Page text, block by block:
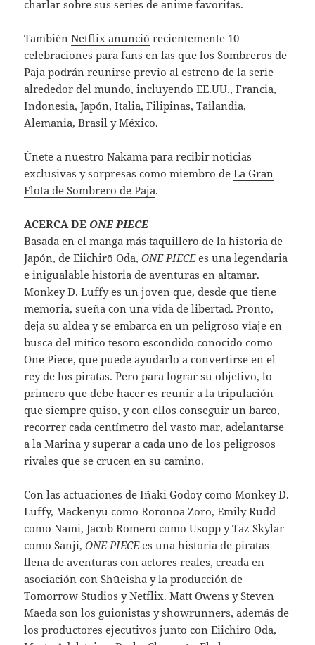
charlar sobre sus series de anime favoritas.
TambiénNetflix anunció recientemente 10
celebraciones para fans en las que los Sombreros de
Paja podrán reunirse previo al estreno de la serie
alrededor del mundo, incluyendo EE.UU., Francia,
Indonesia, Japón, Italia, Filipinas, Tailandia,
Alemania, Brasil y México.
Únete a nuestro Nakama para recibir noticias
exclusivas y sorpresas como miembro deLa Gran
Flota de Sombrero de Paja.
ACERCA DE ONE PIECE
Basada en el manga más taquillero de la historia de
Japón, de Eiichirō Oda,ONE PIECEes una legendaria
e inigualable historia de aventuras en altamar.
Monkey D. Luffy es un joven que, desde que tiene
memoria, sueña con una vida de libertad. Pronto,
deja su aldea y se embarca en un peligroso viaje en
busca del mítico tesoro escondido conocido como
One Piece, que puede ayudarlo a convertirse en el
rey de los piratas. Pero para lograr su objetivo, lo
primero que debe hacer es reunir a la tripulación
que siempre quiso, y con ellos conseguir un barco,
recorrer cada centímetro del vasto mar, adelantarse
a la Marina y superar a cada uno de los peligrosos
rivales que se crucen en su camino.
Con las actuaciones de Iñaki Godoy como Monkey D.
Luffy, Mackenyu como Roronoa Zoro, Emily Rudd
como Nami, Jacob Romero como Usopp y Taz Skylar
como Sanji,ONE PIECEes una historia de piratas
llena de aventuras con actores reales, creada en
asociación con Shūeisha y la producción de
Tomorrow Studios y Netflix. Matt Owens y Steven
Maeda son los guionistas y showrunners, además de
los productores ejecutivos junto con Eiichirō Oda,